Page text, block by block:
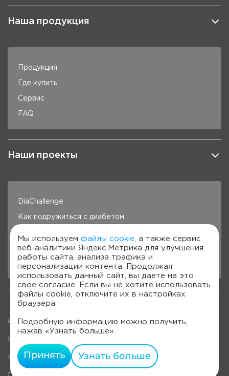
Наша продукция
Продукция
Где купить
Сервис
FAQ
Наши проекты
DiaChallenge
Как подружиться с диабетом
Готовим с Сателлит
Стань лучше с Сателлит
Карта сайта
Наверх
© 2022-2026, OOO «Компания "ЭЛТА"»
Мы используем файлы cookie , а также сервис
веб-аналитики Яндекс.Метрика для улучшения
работы сайта, анализа трафика и
персонализации контента. Продолжая
использовать данный сайт, вы даете на это
свое согласие. Если вы не хотите использовать
файлы cookie, отключите их в настройках
браузера.
Подробную информацию можно получить,
нажав «Узнать больше».
Принять Узнать больше